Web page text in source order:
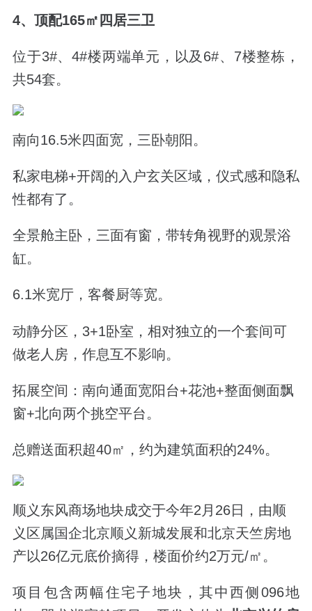
4、顶配165㎡四居三卫
位于3#、4#楼两端单元，以及6#、7楼整栋，
共54套。
南向16.5米四面宽，三卧朝阳。
私家电梯+开阔的入户玄关区域，仪式感和隐私
性都有了。
全景舱主卧，三面有窗，带转角视野的观景浴
缸。
6.1米宽厅，客餐厨等宽。
动静分区，3+1卧室，相对独立的一个套间可
做老人房，作息互不影响。
拓展空间：南向通面宽阳台+花池+整面侧面飘
窗+北向两个挑空平台。
总赠送面积超40㎡，约为建筑面积的24%。
顺义东风商场地块成交于今年2月26日， 由顺
义区属国企北京顺义新城发展和北京天竺房地
产以26亿元底价摘得，楼面价约2万元/㎡。
项目包含两幅住宅子地块，其中西侧096地